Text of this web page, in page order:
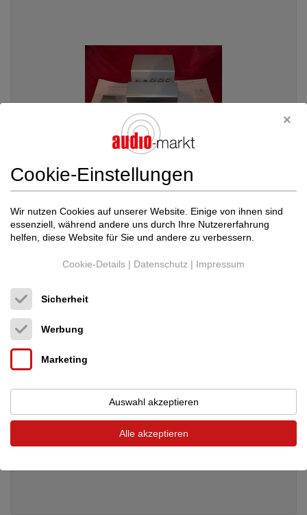
--- Diverse / Andere -- Artemis Labs PH 1...
Phonoverstärker
Cookie-Einstellungen
Wir nutzen Cookies auf unserer Website. Einige von ihnen sind
essenziell, während andere uns durch Ihre Nutzererfahrung
helfen, diese Website für Sie und andere zu verbessern.
Cookie-Details | Datenschutz | Impressum
Sicherheit
Werbung
Marketing
Auswahl akzeptieren
Alle akzeptieren